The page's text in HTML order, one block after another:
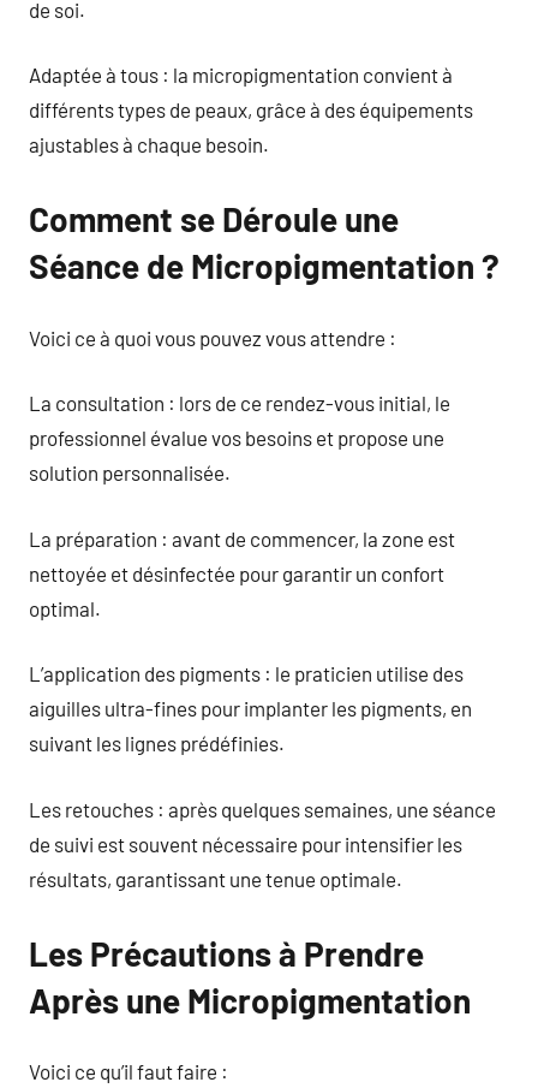
de soi.
Adaptée à tous : la micropigmentation convient à
différents types de peaux, grâce à des équipements
ajustables à chaque besoin.
Comment se Déroule une
Séance de Micropigmentation ?
Voici ce à quoi vous pouvez vous attendre :
La consultation : lors de ce rendez-vous initial, le
professionnel évalue vos besoins et propose une
solution personnalisée.
La préparation : avant de commencer, la zone est
nettoyée et désinfectée pour garantir un confort
optimal.
L’application des pigments : le praticien utilise des
aiguilles ultra-fines pour implanter les pigments, en
suivant les lignes prédéfinies.
Les retouches : après quelques semaines, une séance
de suivi est souvent nécessaire pour intensifier les
résultats, garantissant une tenue optimale.
Les Précautions à Prendre
Après une Micropigmentation
Voici ce qu’il faut faire :